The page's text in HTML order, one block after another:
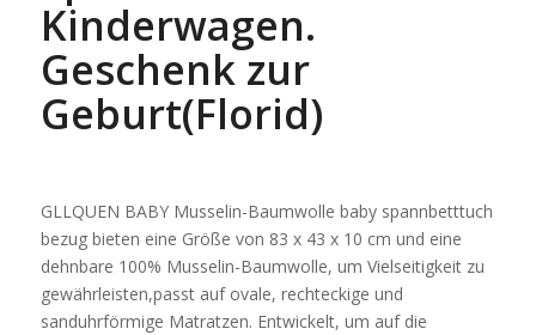
Kinderwagen.
Geschenk zur
Geburt(Florid)
GLLQUEN BABY Musselin-Baumwolle baby spannbetttuch
bezug bieten eine Größe von 83 x 43 x 10 cm und eine
dehnbare 100% Musselin-Baumwolle, um Vielseitigkeit zu
gewährleisten,passt auf ovale, rechteckige und
sanduhrförmige Matratzen. Entwickelt, um auf die